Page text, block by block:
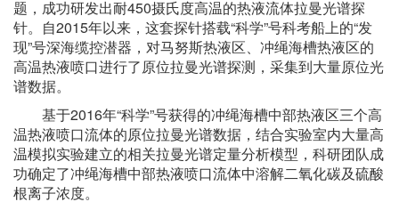
题，成功研发出耐450摄氏度高温的热液流体拉曼光谱探
针。自2015年以来，这套探针搭载“科学”号科考船上的“发
现”号深海缆控潜器，对马努斯热液区、冲绳海槽热液区的
高温热液喷口进行了原位拉曼光谱探测，采集到大量原位光
谱数据。
基于2016年“科学”号获得的冲绳海槽中部热液区三个高
温热液喷口流体的原位拉曼光谱数据，结合实验室内大量高
温模拟实验建立的相关拉曼光谱定量分析模型，科研团队成
功确定了冲绳海槽中部热液喷口流体中溶解二氧化碳及硫酸
根离子浓度。